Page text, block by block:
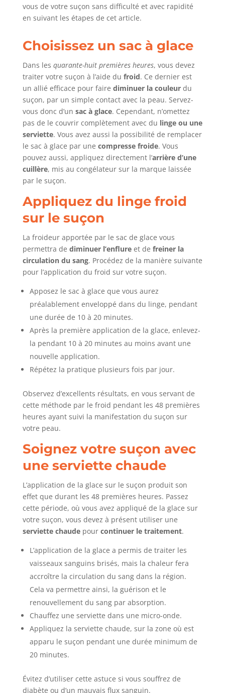
vous de votre suçon sans difficulté et avec rapidité
en suivant les étapes de cet article.
Choisissez un sac à glace
Dans les quarante-huit premières heures, vous devez
traiter votre suçon à l’aide du froid. Ce dernier est
un allié efficace pour faire diminuer la couleurdu
suçon, par un simple contact avec la peau. Servez-
vous donc d’un sac à glace. Cependant, n’omettez
pas de le couvrir complètement avec du linge ou une
serviette. Vous avez aussi la possibilité de remplacer
le sac à glace par une compresse froide. Vous
pouvez aussi, appliquez directement l’arrière d’une
cuillère, mis au congélateur sur la marque laissée
par le suçon.
Appliquez du linge froid
sur le suçon
La froideur apportée par le sac de glace vous
permettra de diminuer l’enflureet de freiner la
circulation du sang. Procédez de la manière suivante
pour l’application du froid sur votre suçon.
Apposez le sac à glace que vous aurez
préalablement enveloppé dans du linge, pendant
une durée de 10 à 20 minutes.
Après la première application de la glace, enlevez-
la pendant 10 à 20 minutes au moins avant une
nouvelle application.
Répétez la pratique plusieurs fois par jour.
Observez d’excellents résultats, en vous servant de
cette méthode par le froid pendant les 48 premières
heures ayant suivi la manifestation du suçon sur
votre peau.
Soignez votre suçon avec
une serviette chaude
L’application de la glace sur le suçon produit son
effet que durant les 48 premières heures. Passez
cette période, où vous avez appliqué de la glace sur
votre suçon, vous devez à présent utiliser une
serviette chaudepour continuer le traitement.
L’application de la glace a permis de traiter les
vaisseaux sanguins brisés, mais la chaleur fera
accroître la circulation du sang dans la région.
Cela va permettre ainsi, la guérison et le
renouvellement du sang par absorption.
Chauffez une serviette dans une micro-onde.
Appliquez la serviette chaude, sur la zone où est
apparu le suçon pendant une durée minimum de
20 minutes.
Évitez d’utiliser cette astuce si vous souffrez de
diabète ou d’un mauvais flux sanguin.